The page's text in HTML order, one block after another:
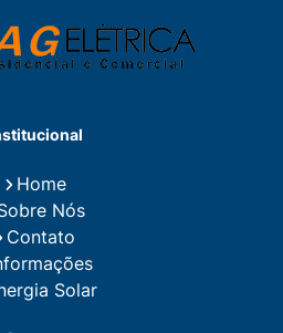
Predial
Elétricas
Eletrica
de Serviços Eletricos
Eletrica Residencial
Residencial Preço
Fotovoltaico
Elétrica
Home
Nós
Contato
Solar